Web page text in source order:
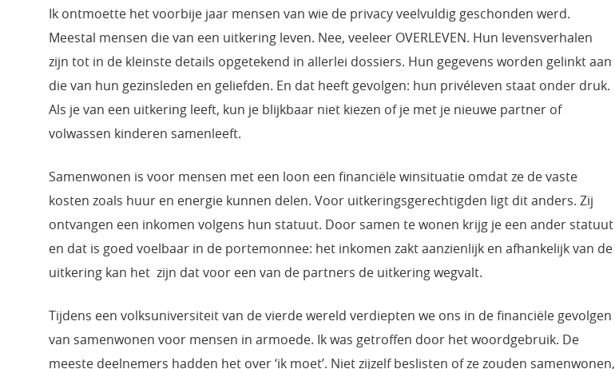
Ik ontmoette het voorbije jaar mensen van wie de privacy veelvuldig geschonden werd.
Meestal mensen die van een uitkering leven. Nee, veeleer OVERLEVEN. Hun levensverhalen
zijn tot in de kleinste details opgetekend in allerlei dossiers. Hun gegevens worden gelinkt aan
die van hun gezinsleden en geliefden. En dat heeft gevolgen: hun privéleven staat onder druk.
Als je van een uitkering leeft, kun je blijkbaar niet kiezen of je met je nieuwe partner of
volwassen kinderen samenleeft.
Samenwonen is voor mensen met een loon een financiële winsituatie omdat ze de vaste
kosten zoals huur en energie kunnen delen. Voor uitkeringsgerechtigden ligt dit anders. Zij
ontvangen een inkomen volgens hun statuut. Door samen te wonen krijg je een ander statuut
en dat is goed voelbaar in de portemonnee: het inkomen zakt aanzienlijk en afhankelijk van de
uitkering kan het zijn dat voor een van de partners de uitkering wegvalt.
Tijdens een volksuniversiteit van de vierde wereld verdiepten we ons in de financiële gevolgen
van samenwonen voor mensen in armoede. Ik was getroffen door het woordgebruik. De
meeste deelnemers hadden het over ‘ik moet’. Niet zijzelf beslisten of ze zouden samenwonen,